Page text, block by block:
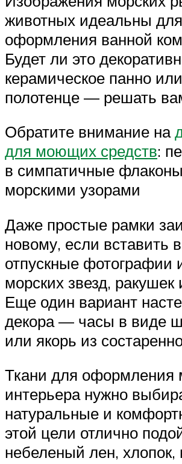
животных идеальны для
оформления ванной
Будет ли это
керамическое панно
полотенце — решать
Обратите внимание на
для моющих средств:
в симпатичные
морскими узорами
Даже простые рамки
новому, если вставить
отпускные фотографии
морских звезд,
Еще один вариант
декора — часы в виде
или якорь из
Ткани для оформления
интерьера нужно
натуральные и
этой цели отлично
небеленый лен,